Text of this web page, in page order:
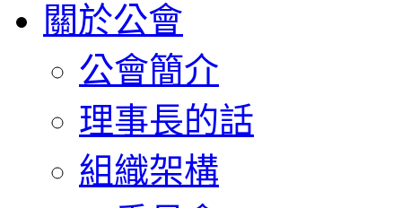
關於公會
公會簡介
理事長的話
組織架構